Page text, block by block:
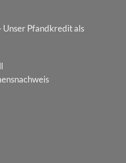
Pfandkredit als